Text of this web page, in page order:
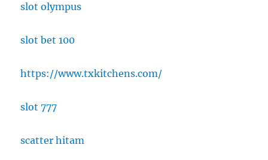
slot olympus
slot bet 100
https://www.txkitchens.com/
slot 777
scatter hitam